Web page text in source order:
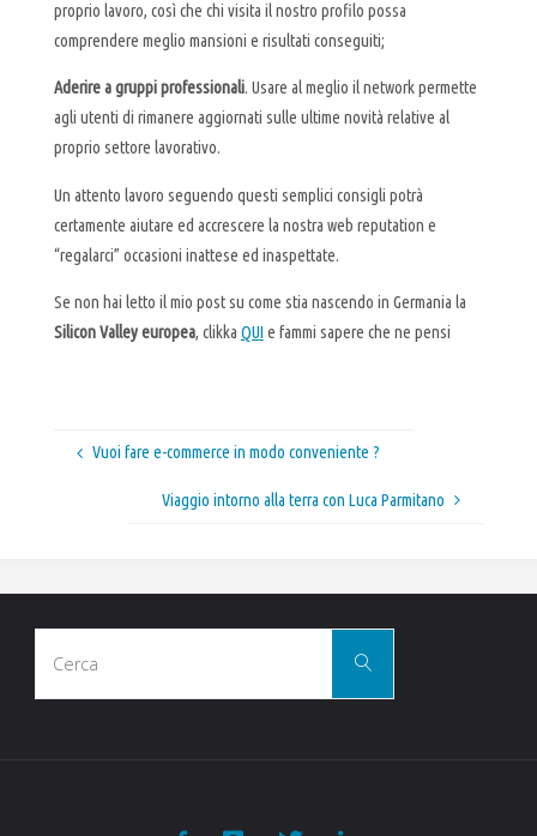
proprio lavoro, così che chi visita il nostro profilo possa
comprendere meglio mansioni e risultati conseguiti;
Aderire a gruppi professionali. Usare al meglio il network permette
agli utenti di rimanere aggiornati sulle ultime novità relative al
proprio settore lavorativo.
Un attento lavoro seguendo questi semplici consigli potrà
certamente aiutare ed accrescere la nostra web reputation e
“regalarci” occasioni inattese ed inaspettate.
Se non hai letto il mio post su come stia nascendo in Germania la
Silicon Valley europea, clikka QUI e fammi sapere che ne pensi
Vuoi fare e-commerce in modo conveniente ?
Viaggio intorno alla terra con Luca Parmitano
Cerca